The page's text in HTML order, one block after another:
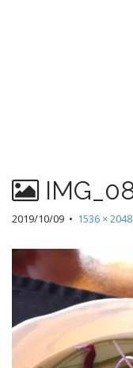
2019/10/09 • 1536 × 2048